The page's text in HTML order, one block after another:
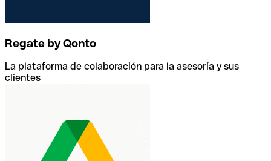
Regate by Qonto
La plataforma de colaboración para la asesoría y sus
clientes